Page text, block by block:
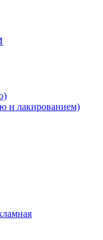
и лакированием)